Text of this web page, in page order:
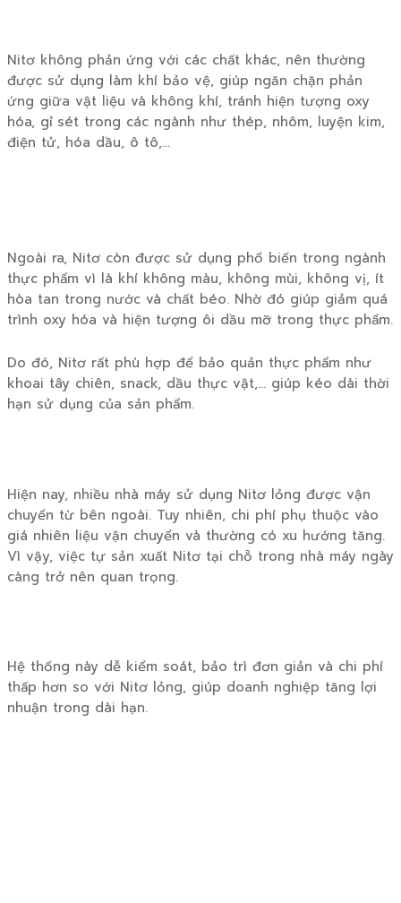
Nitơ không phản ứng với các chất khác, nên thường
được sử dụng làm khí bảo vệ, giúp ngăn chặn phản
ứng giữa vật liệu và không khí, tránh hiện tượng oxy
hóa, gỉ sét trong các ngành như thép, nhôm, luyện kim,
điện tử, hóa dầu, ô tô,…
Ngoài ra, Nitơ còn được sử dụng phổ biến trong ngành
thực phẩm vì là khí không màu, không mùi, không vị, ít
hòa tan trong nước và chất béo. Nhờ đó giúp giảm quá
trình oxy hóa và hiện tượng ôi dầu mỡ trong thực phẩm.
Do đó, Nitơ rất phù hợp để bảo quản thực phẩm như
khoai tây chiên, snack, dầu thực vật,… giúp kéo dài thời
hạn sử dụng của sản phẩm.
Hiện nay, nhiều nhà máy sử dụng Nitơ lỏng được vận
chuyển từ bên ngoài. Tuy nhiên, chi phí phụ thuộc vào
giá nhiên liệu vận chuyển và thường có xu hướng tăng.
Vì vậy, việc tự sản xuất Nitơ tại chỗ trong nhà máy ngày
càng trở nên quan trọng.
Hệ thống này dễ kiểm soát, bảo trì đơn giản và chi phí
thấp hơn so với Nitơ lỏng, giúp doanh nghiệp tăng lợi
nhuận trong dài hạn.